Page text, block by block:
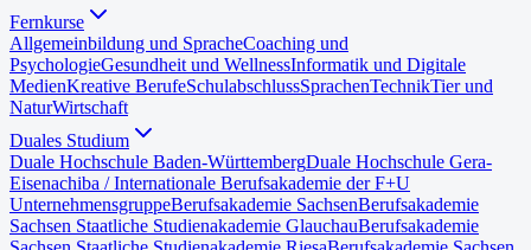
Fernkurse
Allgemeinbildung und SpracheCoaching und
PsychologieGesundheit und WellnessInformatik und Digitale
MedienKreative BerufeSchulabschlussSprachenTechnikTier und
NaturWirtschaft
Duales Studium
Duale Hochschule Baden-WürttembergDuale Hochschule Gera-
Eisenachiba / Internationale Berufsakademie der F+U
UnternehmensgruppeBerufsakademie SachsenBerufsakademie
Sachsen Staatliche Studienakademie GlauchauBerufsakademie